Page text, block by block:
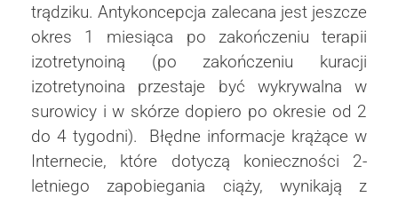
trądziku. Antykoncepcja zalecana jest jeszcze
okres 1 miesiąca po zakończeniu terapii
izotretynoiną (po zakończeniu kuracji
izotretynoina przestaje być wykrywalna w
surowicy i w skórze dopiero po okresie od 2
do 4 tygodni). Błędne informacje krążące w
Internecie, które dotyczą konieczności 2-
letniego zapobiegania ciąży, wynikają z